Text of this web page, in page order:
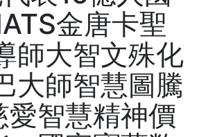
金唐卡聖
師大智文殊化
大師智慧圖騰
愛智慧精神價